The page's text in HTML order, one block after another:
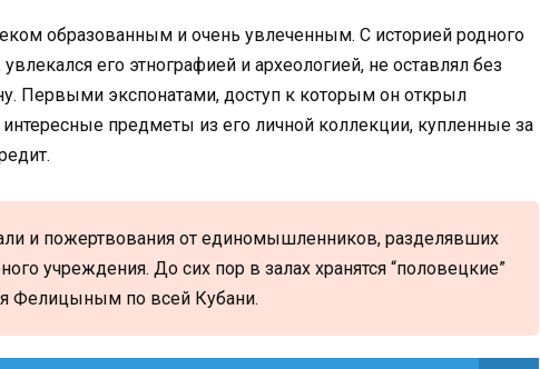
образованным и очень увлеченным. С историей родного
его этнографией и археологией, не оставлял без
Первыми экспонатами, доступ к которым он открыл
предметы из его личной коллекции, купленные за
и пожертвования от единомышленников, разделявших
учреждения. До сих пор в залах хранятся “половецкие”
Фелицыным по всей Кубани.